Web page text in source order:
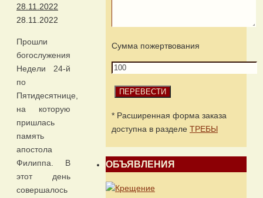
28.11.2022
28.11.2022
Прошли
богослужения
Недели 24-й
по
Пятидесятнице,
на которую
пришлась
память
апостола
Филиппа. В
этот день
совершалось
Сумма пожертвования
* Расширенная форма заказа
доступна в разделе ТРЕБЫ
ОБЪЯВЛЕНИЯ